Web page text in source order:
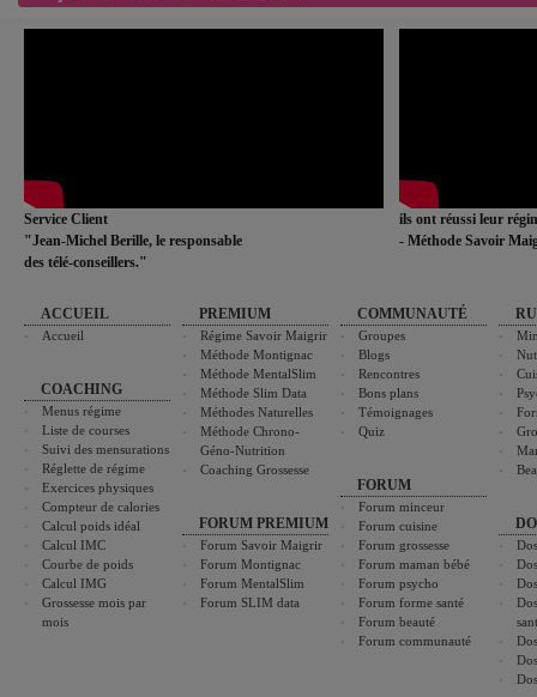
Service Client
"Jean-Michel Berille, le responsable
des télé-conseillers."
ils ont réussi leur
- Méthode Savoir
ACCUEIL
Accueil
COACHING
Menus régime
Liste de courses
Suivi des mensurations
Réglette de régime
Exercices physiques
Compteur de calories
Calcul poids idéal
Calcul IMC
Courbe de poids
Calcul IMG
Grossesse mois par
mois
PREMIUM
Régime Savoir Maigrir
Méthode Montignac
Méthode MentalSlim
Méthode Slim Data
Méthodes Naturelles
Méthode Chrono-
Géno-Nutrition
Coaching Grossesse
FORUM PREMIUM
Forum Savoir Maigrir
Forum Montignac
Forum MentalSlim
Forum SLIM data
COMMUNAUTÉ
Groupes
Blogs
Rencontres
Bons plans
Témoignages
Quiz
FORUM
Forum minceur
Forum cuisine
Forum grossesse
Forum maman bébé
Forum psycho
Forum forme santé
Forum beauté
Forum communauté